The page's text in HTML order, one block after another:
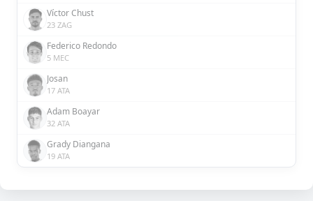
Víctor Chust
23 ZAG
Federico Redondo
5 MEC
Josan
17 ATA
Adam Boayar
32 ATA
Grady Diangana
19 ATA